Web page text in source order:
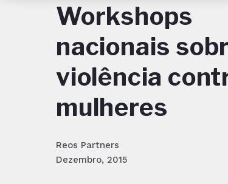
Workshops
nacionais
violência
mulheres
Reos Partners
Dezembro, 2015